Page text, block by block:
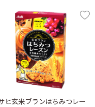
ヒ玄米ブランはちみつレー